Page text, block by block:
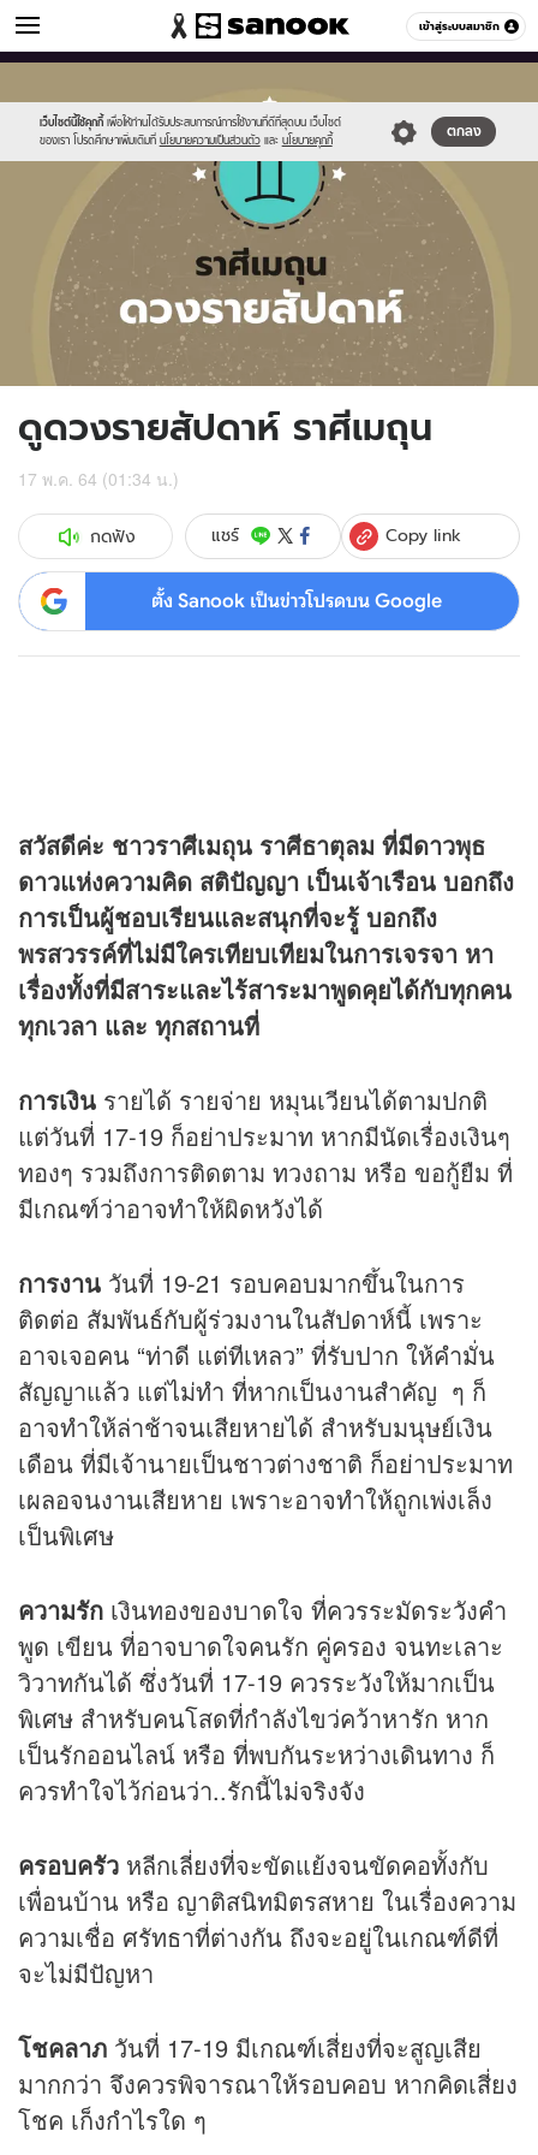
เข้าสู่ระบบสมาชิก
ดูดวง หมวดอื่นๆ
เว็บไซต์นี้ใช้คุกกี้ เพื่อให้ท่านได้รับประสบการณ์การใช้งานที่ดีที่สุดบน เว็บไซต์
ของเรา โปรดศึกษาเพิ่มเติมที่ นโยบายความเป็นส่วนตัว และ นโยบายคุกกี้
ตกลง
new-
sanook.png
horoscope-
gemini_zodia.jpg
ดูดวงรายสัปดาห์ ราศีเมถุน
17 พ.ค. 64 (01:34 น.)
กดฟัง แชร์ Copy link
ตั้ง Sanook เป็นข่าวโปรดบน Google
สวัสดีค่ะ ชาวราศีเมถุน ราศีธาตุลม ที่มีดาวพุธ
ดาวแห่งความคิด สติปัญญา เป็นเจ้าเรือน บอกถึง
การเป็นผู้ชอบเรียนและสนุกที่จะรู้ บอกถึง
พรสวรรค์ที่ไม่มีใครเทียบเทียมในการเจรจา หา
เรื่องทั้งที่มีสาระและไร้สาระมาพูดคุยได้กับทุกคน
ทุกเวลา และ ทุกสถานที่
การเงิน รายได้ รายจ่าย หมุนเวียนได้ตามปกติ
แต่วันที่ 17-19 ก็อย่าประมาท หากมีนัดเรื่องเงินๆ
ทองๆ รวมถึงการติดตาม ทวงถาม หรือ ขอกู้ยืม ที่
มีเกณฑ์ว่าอาจทำให้ผิดหวังได้
การงาน วันที่ 19-21 รอบคอบมากขึ้นในการ
ติดต่อ สัมพันธ์กับผู้ร่วมงานในสัปดาห์นี้ เพราะ
อาจเจอคน “ท่าดี แต่ทีเหลว” ที่รับปาก ให้คำมั่น
สัญญาแล้ว แต่ไม่ทำ ที่หากเป็นงานสำคัญ ๆ ก็
อาจทำให้ล่าช้าจนเสียหายได้ สำหรับมนุษย์เงิน
เดือน ที่มีเจ้านายเป็นชาวต่างชาติ ก็อย่าประมาท
เผลอจนงานเสียหาย เพราะอาจทำให้ถูกเพ่งเล็ง
เป็นพิเศษ
ความรัก เงินทองของบาดใจ ที่ควรระมัดระวังคำ
พูด เขียน ที่อาจบาดใจคนรัก คู่ครอง จนทะเลาะ
วิวาทกันได้ ซึ่งวันที่ 17-19 ควรระวังให้มากเป็น
พิเศษ สำหรับคนโสดที่กำลังไขว่คว้าหารัก หาก
เป็นรักออนไลน์ หรือ ที่พบกันระหว่างเดินทาง ก็
ควรทำใจไว้ก่อนว่า..รักนี้ไม่จริงจัง
ครอบครัว หลีกเลี่ยงที่จะขัดแย้งจนขัดคอทั้งกับ
เพื่อนบ้าน หรือ ญาติสนิทมิตรสหาย ในเรื่องความ
ความเชื่อ ศรัทธาที่ต่างกัน ถึงจะอยู่ในเกณฑ์ดีที่
จะไม่มีปัญหา
โชคลาภ วันที่ 17-19 มีเกณฑ์เสี่ยงที่จะสูญเสีย
มากกว่า จึงควรพิจารณาให้รอบคอบ หากคิดเสี่ยง
โชค เก็งกำไรใด ๆ